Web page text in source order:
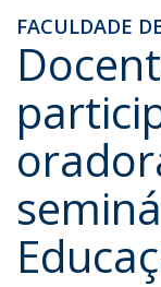
FACULDADE